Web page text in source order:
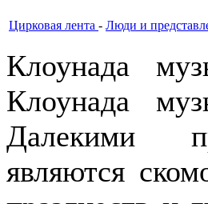
Цирковая лента - Люди и
Клоунада
Клоунада
Далекими
являются